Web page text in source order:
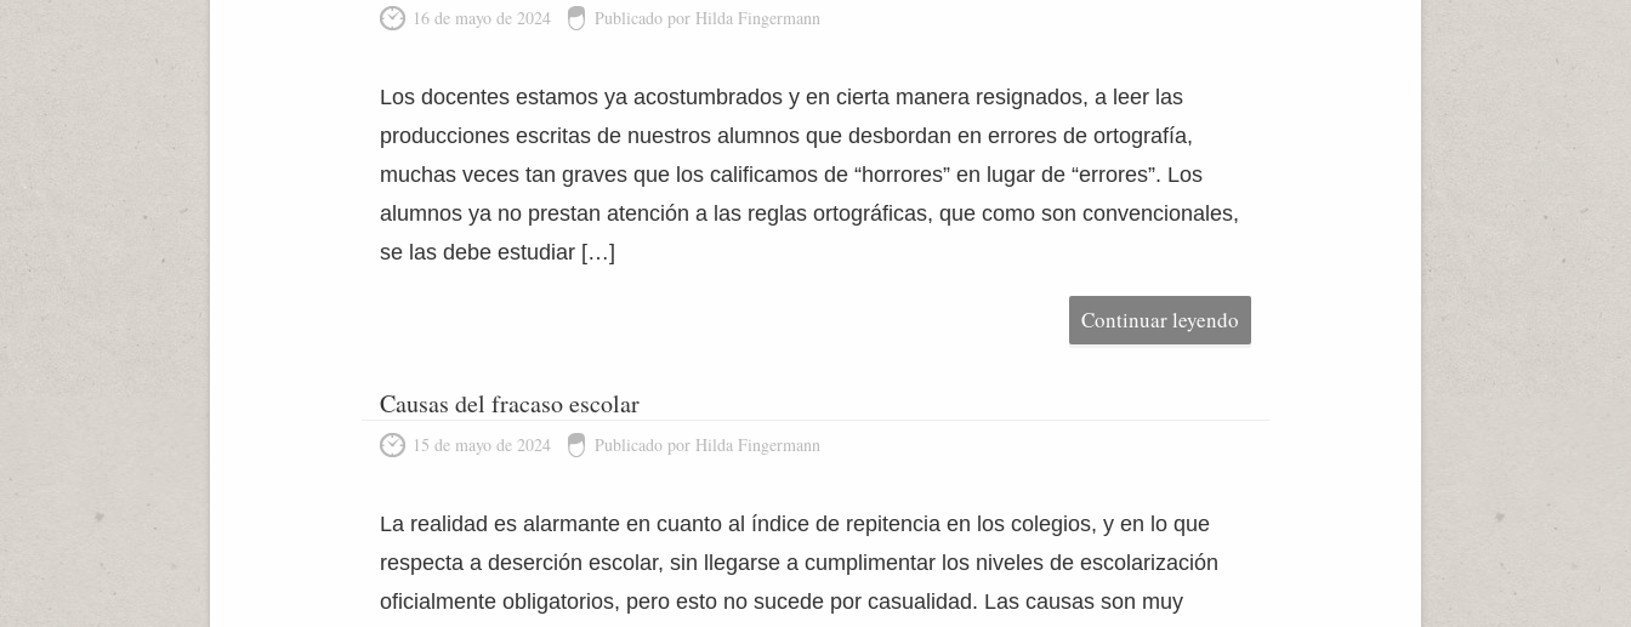
16 de mayo de 2024 Publicado por Hilda Fingermann
Los docentes estamos ya acostumbrados y en cierta manera resignados, a leer las
producciones escritas de nuestros alumnos que desbordan en errores de ortografía,
muchas veces tan graves que los calificamos de “horrores” en lugar de “errores”. Los
alumnos ya no prestan atención a las reglas ortográficas, que como son convencionales,
se las debe estudiar […]
Continuar leyendo
Causas del fracaso escolar
15 de mayo de 2024 Publicado por Hilda Fingermann
La realidad es alarmante en cuanto al índice de repitencia en los colegios, y en lo que
respecta a deserción escolar, sin llegarse a cumplimentar los niveles de escolarización
oficialmente obligatorios, pero esto no sucede por casualidad. Las causas son muy